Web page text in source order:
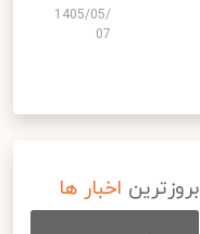
1405/05/
07
بروزترین اخبار ها